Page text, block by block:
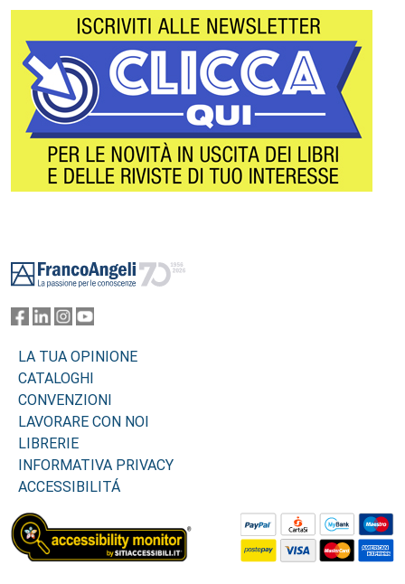
LA TUA OPINIONE
CATALOGHI
CONVENZIONI
LAVORARE CON NOI
LIBRERIE
INFORMATIVA PRIVACY
ACCESSIBILITÁ